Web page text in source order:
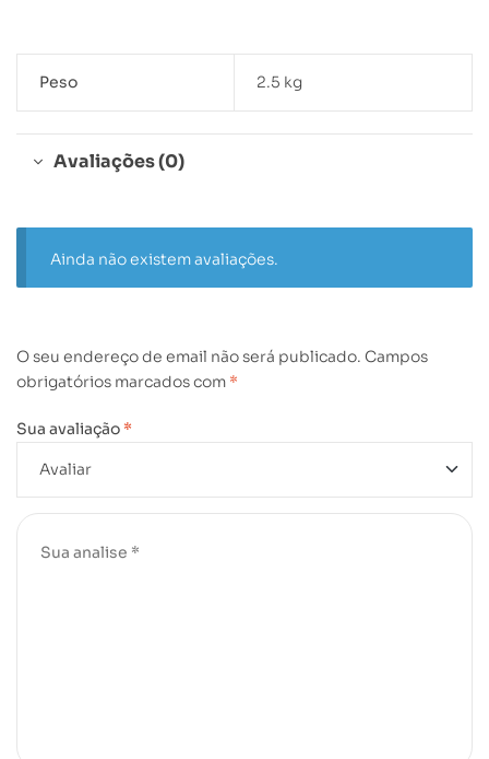
Peso 2.5 kg
Avaliações (0)
Ainda não existem avaliações.
O seu endereço de email não será publicado. Campos
obrigatórios marcados com *
Sua avaliação *